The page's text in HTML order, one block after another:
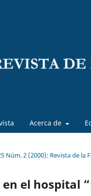
Acerca de
Núm. 2 (2000): Revista de la
el hospital